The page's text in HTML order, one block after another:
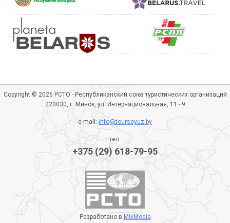
Copyright © 2026 РСТО - Республиканский союз туристических организаций
220030, г. Минск, ул. Интернациональная, 11 - 9
e-mail:info@toursoyuz.by
тел.
+375 (29) 618-79-95
Разработано в MixMedia